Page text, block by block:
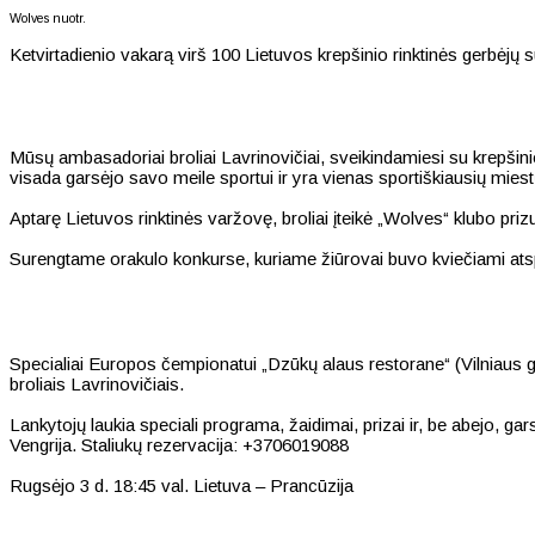
Wolves nuotr.
Ketvirtadienio vakarą virš 100 Lietuvos krepšinio rinktinės gerbėjų
Mūsų ambasadoriai broliai Lavrinovičiai, sveikindamiesi su
visada garsėjo savo meile sportui ir yra vienas sportiškiausių
Aptarę Lietuvos rinktinės varžovę, broliai įteikė „Wolves“ klubo
Surengtame orakulo konkurse, kuriame žiūrovai buvo kviečiami
Specialiai Europos čempionatui „Dzūkų alaus restorane“
broliais Lavrinovičiais.
Lankytojų laukia speciali programa, žaidimai, prizai ir, be abejo,
Vengrija. Staliukų rezervacija: +3706019088
Rugsėjo 3 d. 18:45 val. Lietuva – Prancūzija